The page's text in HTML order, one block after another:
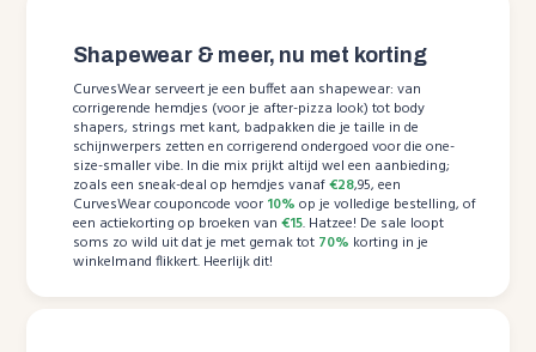
Shapewear & meer, nu met korting
CurvesWear serveert je een buffet aan shapewear: van
corrigerende hemdjes (voor je after-pizza look) tot body
shapers, strings met kant, badpakken die je taille in de
schijnwerpers zetten en corrigerend ondergoed voor die one-
size-smaller vibe. In die mix prijkt altijd wel een aanbieding;
zoals een sneak-deal op hemdjes vanaf€28,95, een
CurvesWear couponcode voor 10% op je volledige bestelling, of
een actiekorting op broeken van€15. Hatzee! De sale loopt
soms zo wild uit dat je met gemak tot 70% korting in je
winkelmand flikkert. Heerlijk dit!